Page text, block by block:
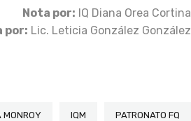
Nota por: IQ Diana Orea Cortina
por: Lic. Leticia González González
MONROY IQM PATRONATO FQ